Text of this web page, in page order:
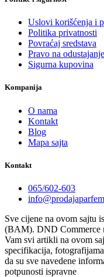
Uslovi korišćenja i
Politika privatnosti
Povraćaj sredstava
Pravo na odustajanje
Sigurna kupovina
Kompanija
O nama
Kontakt
Blog
Mapa sajta
Kontakt
065/602-603
Sve cijene na ovom sajtu
(BAM). DND Commerce
Vam svi artikli na ovom
specifikacija,
da su sve navedene
potpunosti ispravne